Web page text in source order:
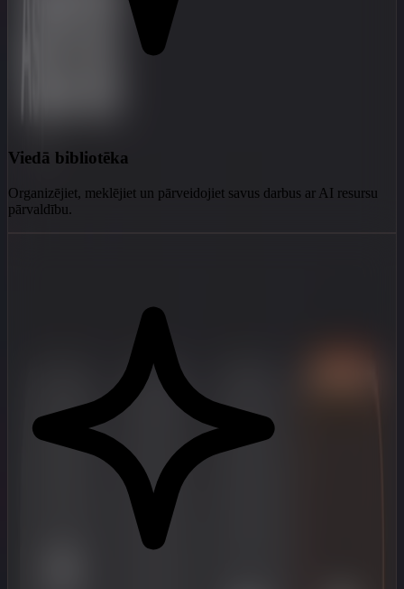
Viedā bibliotēka
Organizējiet, meklējiet un pārveidojiet savus darbus ar AI resursu
pārvaldību.